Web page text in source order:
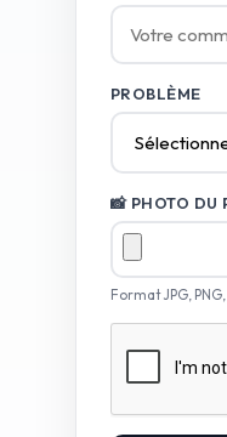
PROBLÈME
📸 PHOTO DU
Format JPG,